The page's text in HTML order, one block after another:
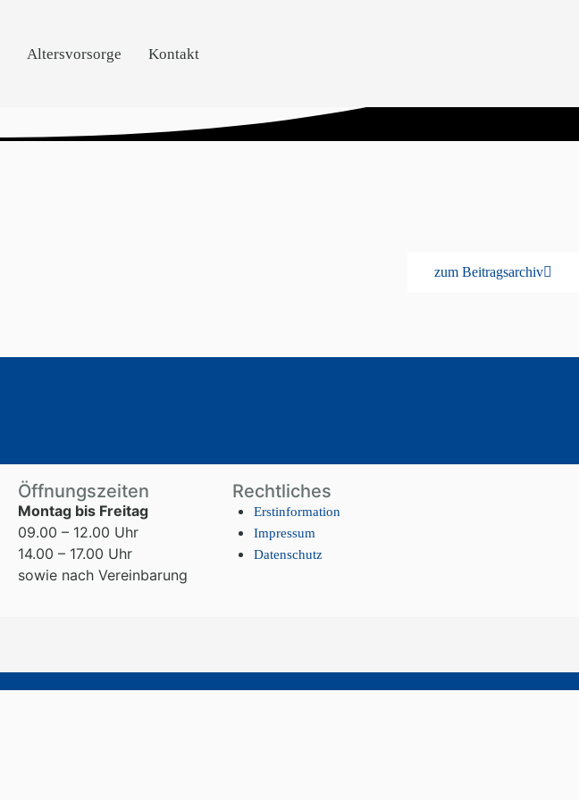
Altersvorsorge Kontakt
zum Beitragsarchiv
Öffnungszeiten
Montag bis Freitag
09.00 – 12.00 Uhr
14.00 – 17.00 Uhr
sowie nach Vereinbarung
Rechtliches
Erstinformation
Impressum
Datenschutz